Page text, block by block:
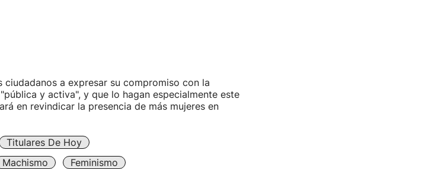
ciudadanos a expresar su compromiso con la
y activa", y que lo hagan especialmente este
en revindicar la presencia de más mujeres en
Titulares De Hoy
Machismo Feminismo